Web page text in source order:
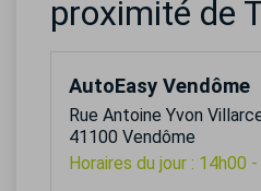
proximité de
AutoEasy Vendôme
Rue Antoine Yvon
41100 Vendôme
Horaires du jour : 14h00